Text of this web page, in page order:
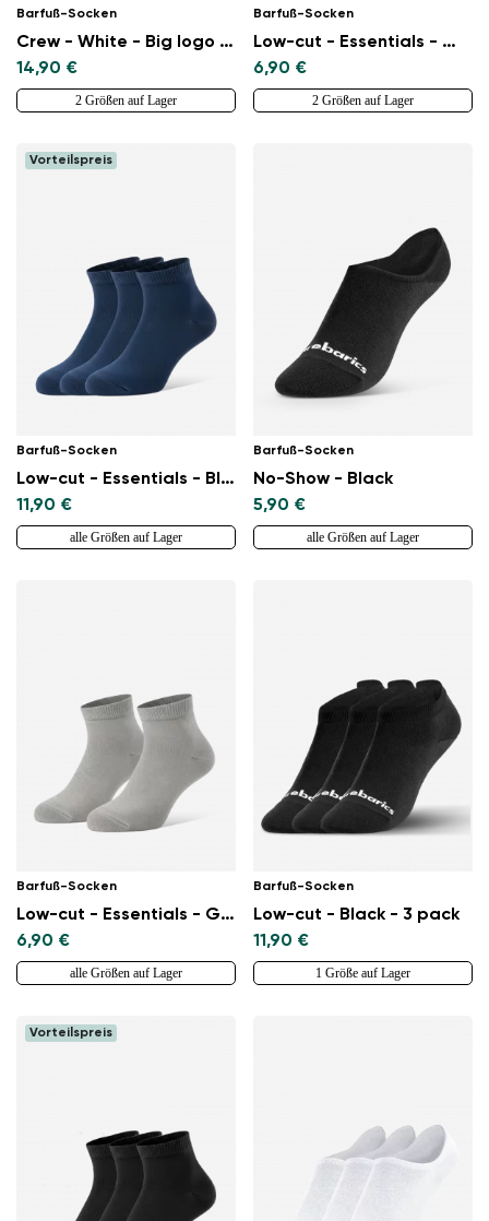
Sprache auswählen
Barfuß-Socken
Crew - White - Big logo - 3 pack
14,90 €
2 Größen auf Lager
Barfuß-Socken
Low-cut - Essentials - White
6,90 €
2 Größen auf Lager
Vorteilspreis
Barfuß-Socken
Low-cut - Essentials - Blue - 3 pack
11,90 €
alle Größen auf Lager
Barfuß-Socken
No-Show - Black
5,90 €
alle Größen auf Lager
Barfuß-Socken
Low-cut - Essentials - Grey
6,90 €
alle Größen auf Lager
Barfuß-Socken
Low-cut - Black - 3 pack
11,90 €
1 Größe auf Lager
Vorteilspreis